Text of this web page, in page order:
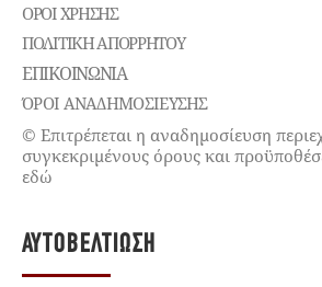
ΌΡΟΙ ΧΡΉΣΗΣ
ΠΟΛΙΤΙΚΉ ΑΠΟΡΡΉΤΟΥ
ΕΠΙΚΟΙΝΩΝΊΑ
ΌΡΟΙ ΑΝΑΔΗΜΟΣΙΕΥΣΗΣ
© Επιτρέπεται η αναδημοσίευση
συγκεκριμένους όρους και
εδώ
ΑΥΤΟΒΕΛΤΊΩΣΗ